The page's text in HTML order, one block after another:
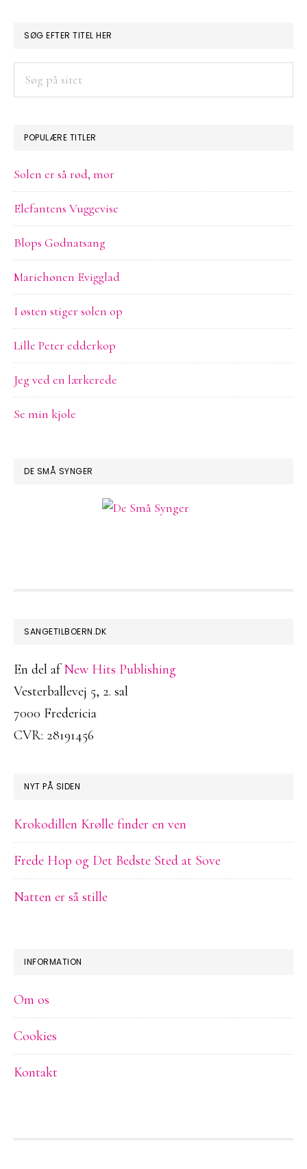
PRIMÆR
SIDEBAR
SØG EFTER TITEL HER
POPULÆRE TITLER
Solen er så rød, mor
Elefantens Vuggevise
Blops Godnatsang
Mariehønen Evigglad
I østen stiger solen op
Lille Peter edderkop
Jeg ved en lærkerede
Se min kjole
DE SMÅ SYNGER
FOOTER
SANGETILBOERN.DK
En del afNew Hits Publishing
Vesterballevej 5, 2. sal
7000 Fredericia
CVR: 28191456
NYT PÅ SIDEN
Krokodillen Krølle finder en ven
Frede Hop og Det Bedste Sted at Sove
Natten er så stille
INFORMATION
Om os
Cookies
Kontakt